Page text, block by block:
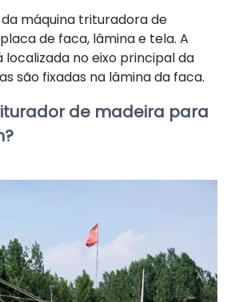
máquina trituradora de
de faca, lâmina e tela. A
no eixo principal da
são fixadas na lâmina da faca.
de madeira para